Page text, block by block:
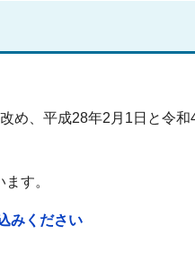
め、平成28年2月1日と令
す。
みください